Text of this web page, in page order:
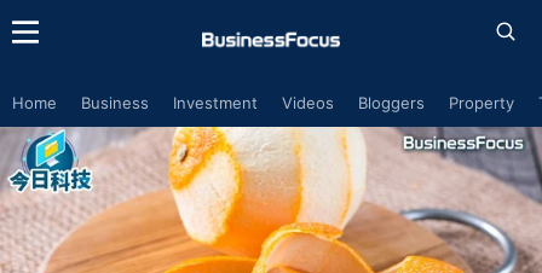
Home Business Investment Videos Bloggers Property